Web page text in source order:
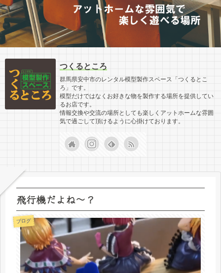
つくるところ
群馬県安中市のレンタル模型製作スペース「つくるとこ
ろ」です。
模型だけではなくお好きな物を製作する場所を提供してい
るお店です。
情報交換や交流の場所としても楽しくアットホームな雰囲
気で過ごして頂けるように心掛けております。
飛行機だよね～？
ブログ